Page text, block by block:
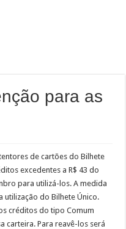
para as
de cartões do Bilhete
excedentes a R$ 43 do
para utilizá-los. A medida
do Bilhete Único.
créditos do tipo Comum
carteira. Para reavê-los será